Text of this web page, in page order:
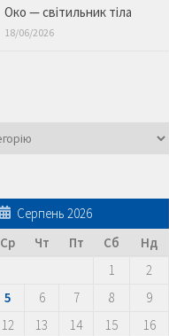
Око — світильник тіла
18/06/2026
Серпень 2026
Ср Чт Пт Сб
Нд
1
2
5 6 7 8
9
12 13 14 15
16